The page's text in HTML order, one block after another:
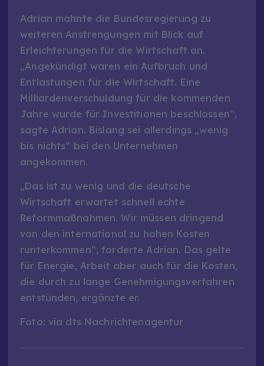
Adrian mahnte die Bundesregierung zu
weiteren Anstrengungen mit Blick auf
Erleichterungen für die Wirtschaft an.
„Angekündigt waren ein Aufbruch und
Entlastungen für die Wirtschaft. Eine
Milliardenverschuldung für die kommenden
Jahre wurde für Investitionen beschlossen“,
sagte Adrian. Bislang sei allerdings „wenig
bis nichts“ bei den Unternehmen
angekommen.
„Das ist zu wenig und die deutsche
Wirtschaft erwartet schnell echte
Reformmaßnahmen. Wir müssen dringend
von den international zu hohen Kosten
runterkommen“, forderte Adrian. Das gelte
für Energie, Arbeit aber auch für die Kosten,
die durch zu lange Genehmigungsverfahren
entstünden, ergänzte er.
Foto: via dts Nachrichtenagentur